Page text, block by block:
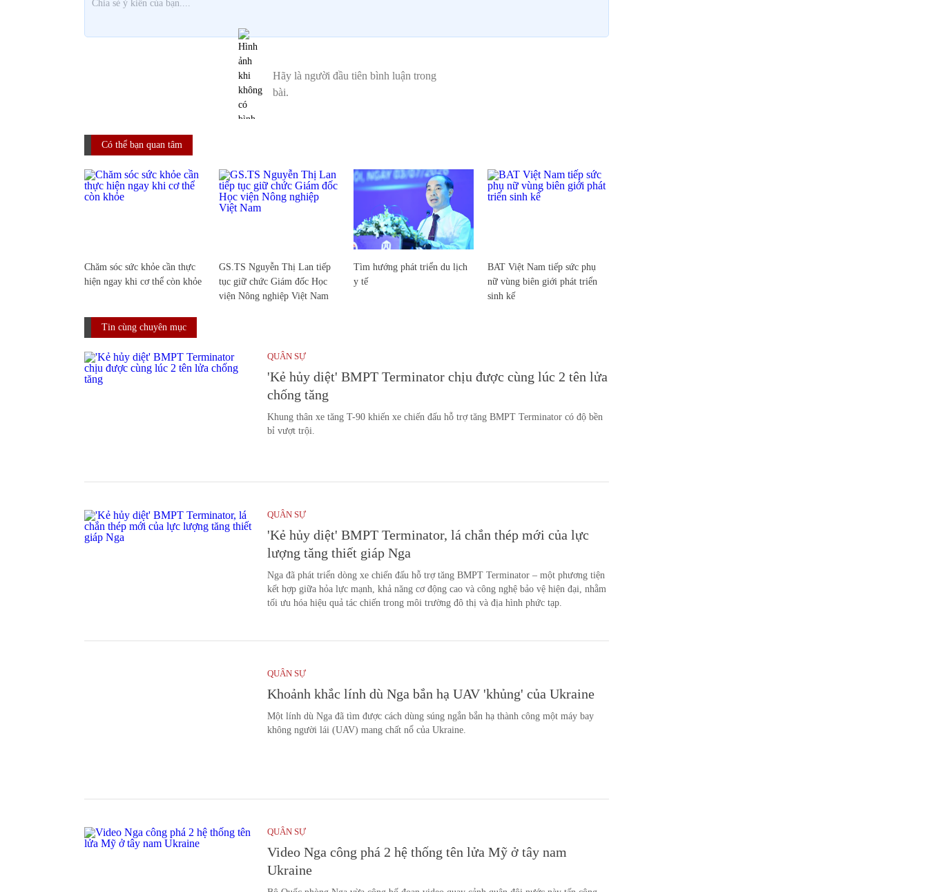
Có thể bạn quan tâm
Chăm sóc sức khỏe cần thực
hiện ngay khi cơ thể còn khỏe
GS.TS Nguyễn Thị Lan tiếp
tục giữ chức Giám đốc Học
viện Nông nghiệp Việt Nam
Tìm hướng phát triển du lịch
y tế
BAT Việt Nam tiếp sức phụ
nữ vùng biên giới phát triển
sinh kế
Tin cùng chuyên mục
QUÂN SỰ
'Kẻ hủy diệt' BMPT Terminator chịu được cùng lúc 2 tên lửa
chống tăng
Khung thân xe tăng T-90 khiến xe chiến đấu hỗ trợ tăng BMPT Terminator có độ bền
bỉ vượt trội.
QUÂN SỰ
'Kẻ hủy diệt' BMPT Terminator, lá chắn thép mới của lực
lượng tăng thiết giáp Nga
Nga đã phát triển dòng xe chiến đấu hỗ trợ tăng BMPT Terminator – một phương tiện
kết hợp giữa hỏa lực mạnh, khả năng cơ động cao và công nghệ bảo vệ hiện đại, nhằm
tối ưu hóa hiệu quả tác chiến trong môi trường đô thị và địa hình phức tạp.
QUÂN SỰ
Khoảnh khắc lính dù Nga bắn hạ UAV 'khủng' của Ukraine
Một lính dù Nga đã tìm được cách dùng súng ngắn bắn hạ thành công một máy bay
không người lái (UAV) mang chất nổ của Ukraine.
QUÂN SỰ
Video Nga công phá 2 hệ thống tên lửa Mỹ ở tây nam
Ukraine